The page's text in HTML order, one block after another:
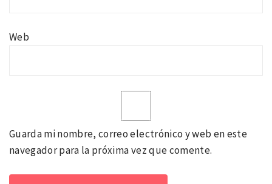
Web
Guarda mi nombre, correo electrónico y web en este
navegador para la próxima vez que comente.